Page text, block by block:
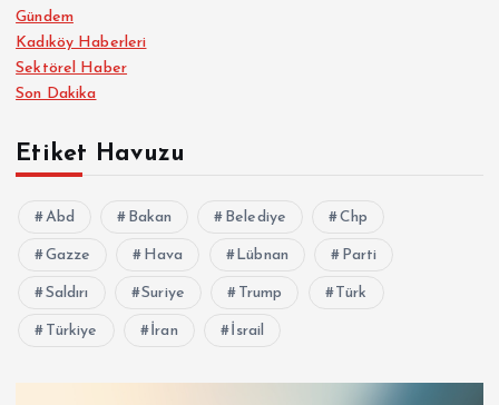
Gündem
Kadıköy Haberleri
Sektörel Haber
Son Dakika
Etiket Havuzu
Abd Bakan Belediye Chp
Gazze Hava Lübnan Parti
Saldırı Suriye Trump Türk
Türkiye İran İsrail